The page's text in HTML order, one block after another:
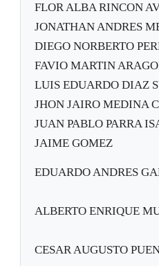
FLOR ALBA RINCON
JONATHAN ANDRES
DIEGO NORBERTO
FAVIO MARTIN
LUIS EDUARDO DIAZ
JHON JAIRO MEDINA
JUAN PABLO PARRA
JAIME GOMEZ
EDUARDO ANDRES
ALBERTO ENRIQUE
CESAR AUGUSTO